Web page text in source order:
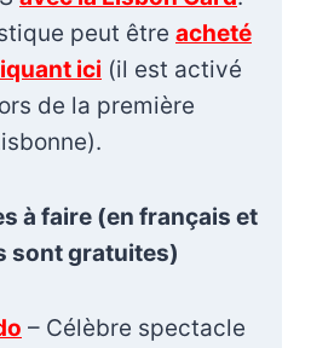
peut être acheté
ici (il est activé
de la première
à faire (en français et
sont gratuites)
– Célèbre spectacle